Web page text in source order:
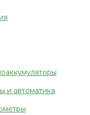
и автоматика